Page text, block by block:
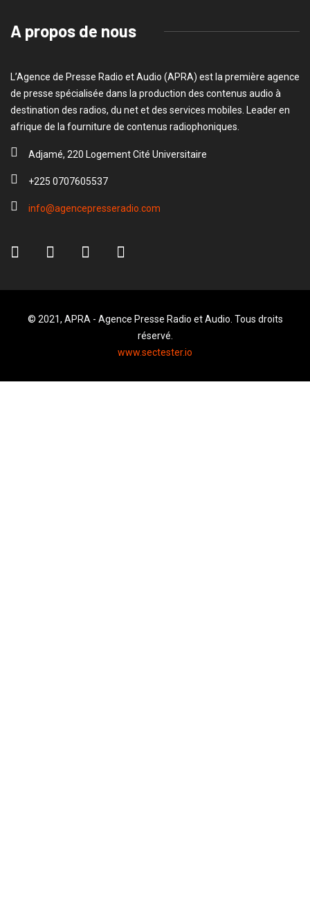
A propos de nous
L’Agence de Presse Radio et Audio (APRA) est la première agence
de presse spécialisée dans la production des contenus audio à
destination des radios, du net et des services mobiles. Leader en
afrique de la fourniture de contenus radiophoniques.
Adjamé, 220 Logement Cité Universitaire
+225 0707605537
info@agencepresseradio.com
© 2021, APRA - Agence Presse Radio et Audio. Tous droits
réservé.
www.sectester.io